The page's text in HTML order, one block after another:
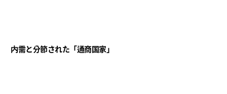
内需と分節された「通商国家」